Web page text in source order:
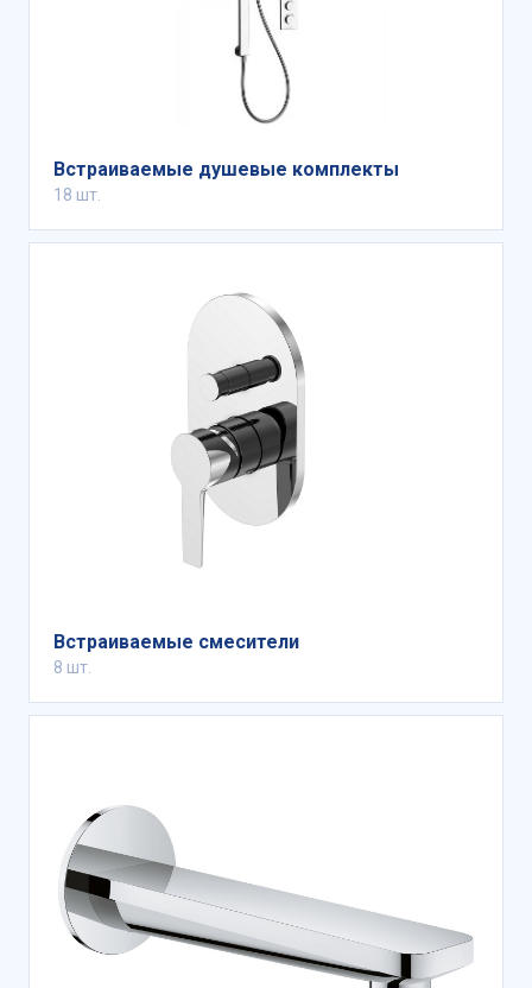
Встраиваемые душевые комплекты
18 шт.
Встраиваемые смесители
8 шт.